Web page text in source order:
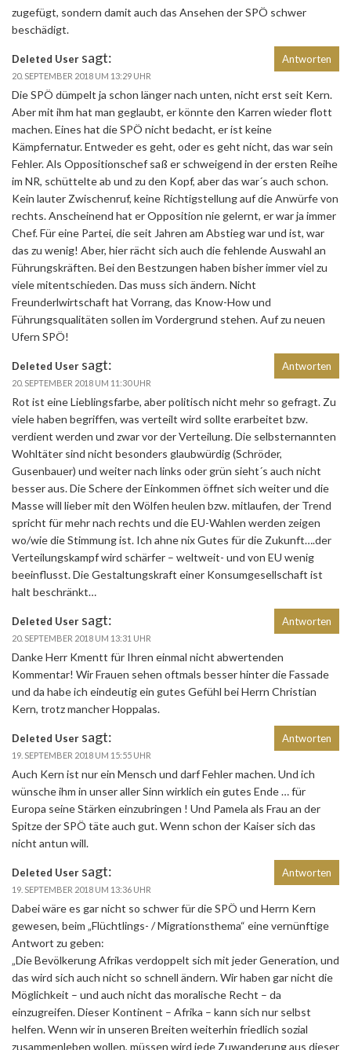
zugefügt, sondern damit auch das Ansehen der SPÖ schwer
beschädigt.
Deleted User sagt:
20. SEPTEMBER 2018 UM 13:29 UHR
Die SPÖ dümpelt ja schon länger nach unten, nicht erst seit Kern.
Aber mit ihm hat man geglaubt, er könnte den Karren wieder flott
machen. Eines hat die SPÖ nicht bedacht, er ist keine
Kämpfernatur. Entweder es geht, oder es geht nicht, das war sein
Fehler. Als Oppositionschef saß er schweigend in der ersten Reihe
im NR, schüttelte ab und zu den Kopf, aber das war´s auch schon.
Kein lauter Zwischenruf, keine Richtigstellung auf die Anwürfe von
rechts. Anscheinend hat er Opposition nie gelernt, er war ja immer
Chef. Für eine Partei, die seit Jahren am Abstieg war und ist, war
das zu wenig! Aber, hier rächt sich auch die fehlende Auswahl an
Führungskräften. Bei den Bestzungen haben bisher immer viel zu
viele mitentschieden. Das muss sich ändern. Nicht
Freunderlwirtschaft hat Vorrang, das Know-How und
Führungsqualitäten sollen im Vordergrund stehen. Auf zu neuen
Ufern SPÖ!
Antworten
Deleted User sagt:
20. SEPTEMBER 2018 UM 11:30 UHR
Rot ist eine Lieblingsfarbe, aber politisch nicht mehr so gefragt. Zu
viele haben begriffen, was verteilt wird sollte erarbeitet bzw.
verdient werden und zwar vor der Verteilung. Die selbsternannten
Wohltäter sind nicht besonders glaubwürdig (Schröder,
Gusenbauer) und weiter nach links oder grün sieht´s auch nicht
besser aus. Die Schere der Einkommen öffnet sich weiter und die
Masse will lieber mit den Wölfen heulen bzw. mitlaufen, der Trend
spricht für mehr nach rechts und die EU-Wahlen werden zeigen
wo/wie die Stimmung ist. Ich ahne nix Gutes für die Zukunft….der
Verteilungskampf wird schärfer – weltweit- und von EU wenig
beeinflusst. Die Gestaltungskraft einer Konsumgesellschaft ist
halt beschränkt…
Antworten
Deleted User sagt:
20. SEPTEMBER 2018 UM 13:31 UHR
Danke Herr Kmentt für Ihren einmal nicht abwertenden
Kommentar! Wir Frauen sehen oftmals besser hinter die Fassade
und da habe ich eindeutig ein gutes Gefühl bei Herrn Christian
Kern, trotz mancher Hoppalas.
Antworten
Deleted User sagt:
19. SEPTEMBER 2018 UM 15:55 UHR
Auch Kern ist nur ein Mensch und darf Fehler machen. Und ich
wünsche ihm in unser aller Sinn wirklich ein gutes Ende … für
Europa seine Stärken einzubringen ! Und Pamela als Frau an der
Spitze der SPÖ täte auch gut. Wenn schon der Kaiser sich das
nicht antun will.
Antworten
Deleted User sagt:
19. SEPTEMBER 2018 UM 13:36 UHR
Dabei wäre es gar nicht so schwer für die SPÖ und Herrn Kern
gewesen, beim „Flüchtlings- / Migrationsthema“ eine vernünftige
Antwort zu geben:
„Die Bevölkerung Afrikas verdoppelt sich mit jeder Generation, und
das wird sich auch nicht so schnell ändern. Wir haben gar nicht die
Möglichkeit – und auch nicht das moralische Recht – da
einzugreifen. Dieser Kontinent – Afrika – kann sich nur selbst
helfen. Wenn wir in unseren Breiten weiterhin friedlich sozial
zusammenleben wollen, müssen wird jede Zuwanderung aus dieser
Antworten